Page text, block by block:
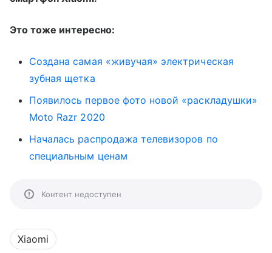
Это тоже интересно:
Создана самая «живучая» электрическая
зубная щетка
Появилось первое фото новой «раскладушки»
Moto Razr 2020
Началась распродажа телевизоров по
специальным ценам
Контент недоступен
Xiaomi